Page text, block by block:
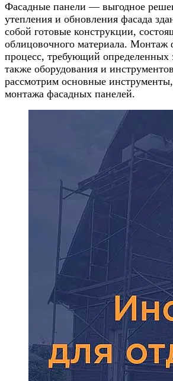
Фасадные панели — выгодное
утепления и обновления фасада
собой готовые конструкции,
облицовочного материала.
процесс, требующий определенных
также оборудования и
рассмотрим основные
монтажа фасадных панелей.